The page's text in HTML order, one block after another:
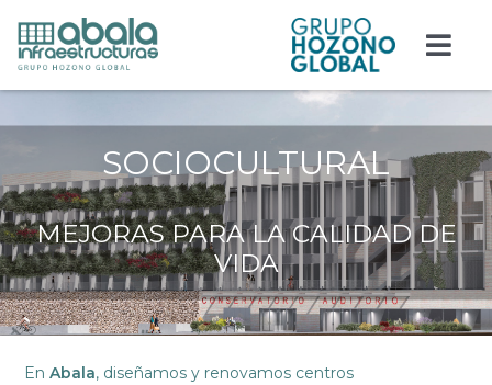
contenido
Edificación
Obra civil
Actualidad
Contacto
SOCIOCULTURAL
MEJORAS PARA LA CALIDAD DE
VIDA
EnAbala, diseñamos y renovamos centros